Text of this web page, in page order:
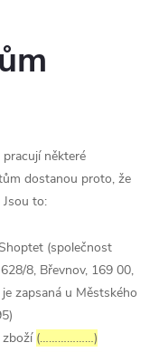
některé
dostanou proto, že
to:
(společnost
8, Břevnov, 169 00,
zapsaná u Městského
zboží (………………)